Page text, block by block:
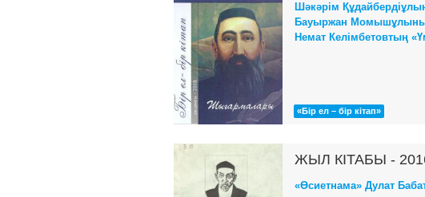
Шәкәрім
Бауыржан
Немат Келімбетовтың
«Бір ел – бір кітап»
ЖЫЛ КІТАБЫ -
«Өсиетнама» Дулат